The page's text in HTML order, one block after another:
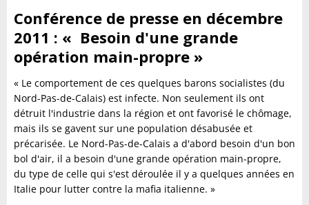
Conférence de presse en décembre
2011 : « Besoin d'une grande
opération main-propre »
« Le comportement de ces quelques barons socialistes (du
Nord-Pas-de-Calais) est infecte. Non seulement ils ont
détruit l'industrie dans la région et ont favorisé le chômage,
mais ils se gavent sur une population désabusée et
précarisée. Le Nord-Pas-de-Calais a d'abord besoin d'un bon
bol d'air, il a besoin d'une grande opération main-propre,
du type de celle qui s'est déroulée il y a quelques années en
Italie pour lutter contre la mafia italienne. »